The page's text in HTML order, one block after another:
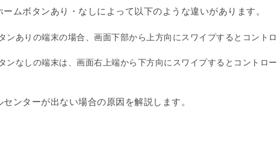
ムボタンあり・なしによって以下のような違いがあります。
ありの端末の場合、画面下部から上方向にスワイプするとコントロ
なしの端末は、画面右上端から下方向にスワイプするとコントロー
ンターが出ない場合の原因を解説します。